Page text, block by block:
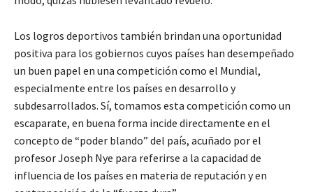
Los logros deportivos también brindan una oportunidad
positiva para los gobiernos cuyos países han desempeñado
un buen papel en una competición como el Mundial,
especialmente entre los países en desarrollo y
subdesarrollados. Sí, tomamos esta competición como un
escaparate, en buena forma incide directamente en el
concepto de “poder blando” del país, acuñado por el
profesor Joseph Nye para referirse a la capacidad de
influencia de los países en materia de reputación y en